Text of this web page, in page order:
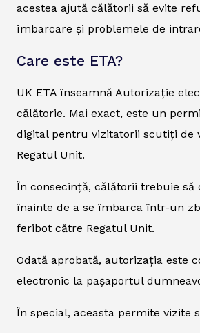
acestea ajută călătorii să evite
îmbarcare și problemele de
Care este ETA?
UK ETA înseamnă Autorizație
călătorie. Mai exact, este un
digital pentru vizitatorii scutiți de
Regatul Unit.
În consecință, călătorii trebuie să
înainte de a se îmbarca într-un
feribot către Regatul Unit.
Odată aprobată, autorizația este
electronic la pașaportul
În special, aceasta permite vizite